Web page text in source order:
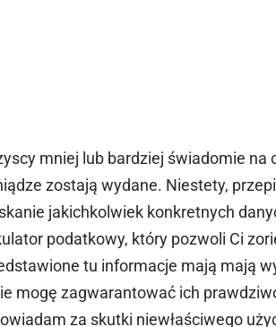
mniej lub bardziej świadomie na
zostają wydane. Niestety,
jakichkolwiek konkretnych
podatkowy, który pozwoli Ci
tu informacje mają mają
mogę zagwarantować ich
za skutki niewłaściwego